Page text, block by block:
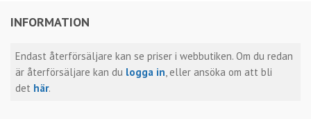
INFORMATION
Endast återförsäljare kan se priser i webbutiken. Om du redan
är återförsäljare kan du logga in, eller ansöka om att bli
det här.